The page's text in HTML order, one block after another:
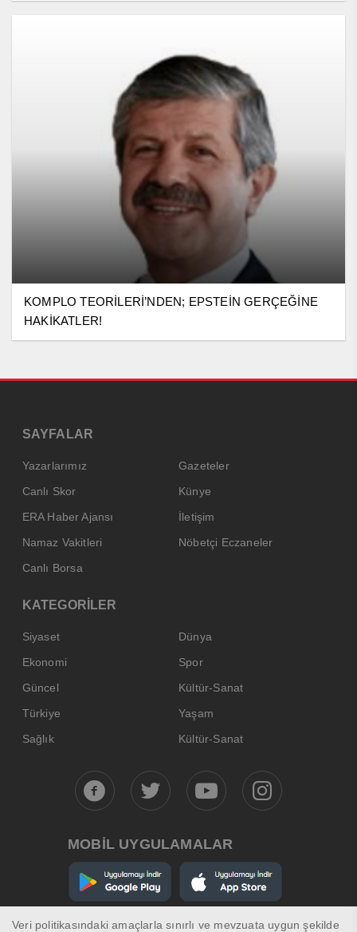
KOMPLO TEORİLERİ’NDEN; EPSTEİN GERÇEĞİNE
HAKİKATLER!
SAYFALAR
Yazarlarımız
Gazeteler
Canlı Skor
Künye
ERA Haber Ajansı
İletişim
Namaz Vakitleri
Nöbetçi Eczaneler
Canlı Borsa
KATEGORİLER
Siyaset
Dünya
Ekonomi
Spor
Güncel
Kültür-Sanat
Türkiye
Yaşam
Sağlık
Kültür-Sanat
MOBİL UYGULAMALAR
Veri politikasındaki amaçlarla sınırlı ve mevzuata uygun şekilde